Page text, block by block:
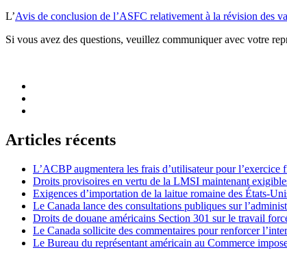
L’Avis de conclusion de l’ASFC relativement à la révision des
Si vous avez des questions, veuillez communiquer avec votre
Articles récents
L’ACBP augmentera les frais d’utilisateur pour
Droits provisoires en vertu de la LMSI maintenant
Exigences d’importation de la laitue romaine des États-
Le Canada lance des consultations publiques sur
Droits de douane américains Section 301 sur le travail
Le Canada sollicite des commentaires pour renforcer
Le Bureau du représentant américain au Commerce